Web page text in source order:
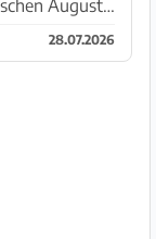
August
II mit
28.07.2026